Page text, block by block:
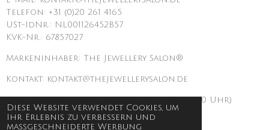
Diese Website verwendet Cookies, um
Ihr Erlebnis zu verbessern und
maßgeschneiderte Werbung
Telefon: +31 (0)20 261 4165
USt-IdNr.: NL001126452B57
KVK-Nr.: 67857027
Markeninhaber: The Jewellery Salon®
Kontakt: kontakt@thejewellerysalon.de
Telefon: +31 (0)20 261 4165 (Mo–Fr 09:00–17:00 Uhr)